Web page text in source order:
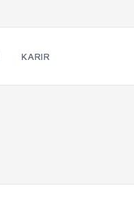
KARIR